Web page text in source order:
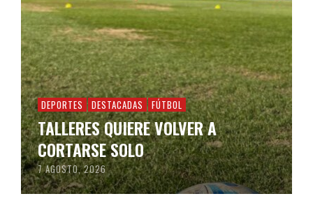
DEPORTES DESTACADAS FÚTBOL
TALLERES QUIERE VOLVER A
CORTARSE SOLO
7 AGOSTO, 2026